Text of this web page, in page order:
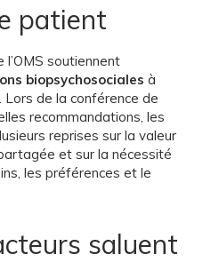
patient
soutiennent
biopsychosociales à
de la conférence de
recommandations, les
reprises sur la valeur
et sur la nécessité
les préférences et le
saluent